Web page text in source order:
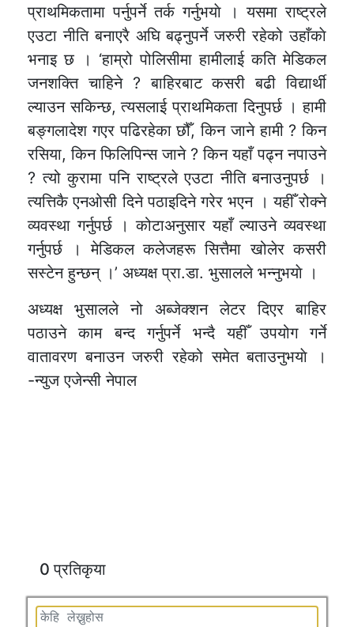
प्राथमिकतामा पर्नुपर्ने तर्क गर्नुभयाे । यसमा राष्ट्रले
एउटा नीति बनाएरै अघि बढ्नुपर्ने जरुरी रहेको उहाँकाे
भनाइ छ । ‘हाम्रो पोलिसीमा हामीलाई कति मेडिकल
जनशक्ति चाहिने ? बाहिरबाट कसरी बढी विद्यार्थी
ल्याउन सकिन्छ, त्यसलाई प्राथमिकता दिनुपर्छ । हामी
बङ्गलादेश गएर पढिरहेका छौँ, किन जाने हामी ? किन
रसिया, किन फिलिपिन्स जाने ? किन यहाँ पढ्न नपाउने
? त्यो कुरामा पनि राष्ट्रले एउटा नीति बनाउनुपर्छ ।
त्यत्तिकै एनओसी दिने पठाइदिने गरेर भएन । यहीँ रोक्ने
व्यवस्था गर्नुपर्छ । कोटाअनुसार यहाँ ल्याउने व्यवस्था
गर्नुपर्छ । मेडिकल कलेजहरू सित्तैमा खोलेर कसरी
सस्टेन हुन्छन् ।’ अध्यक्ष प्रा.डा. भुसालले भन्नुभयाे ।
अध्यक्ष भुसालले नो अब्जेक्शन लेटर दिएर बाहिर
पठाउने काम बन्द गर्नुपर्ने भन्दै यहीँ उपयोग गर्ने
वातावरण बनाउन जरुरी रहेको समेत बताउनुभयाे ।
-न्युज एजेन्सी नेपाल
0 प्रतिकृया